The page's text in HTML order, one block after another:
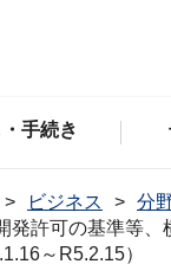
手続き
ビジネス 分
発許可の基準等
～R5.2.15）